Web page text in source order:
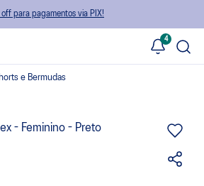
para pagamentos via PIX!
4
e Bermudas
- Feminino - Preto